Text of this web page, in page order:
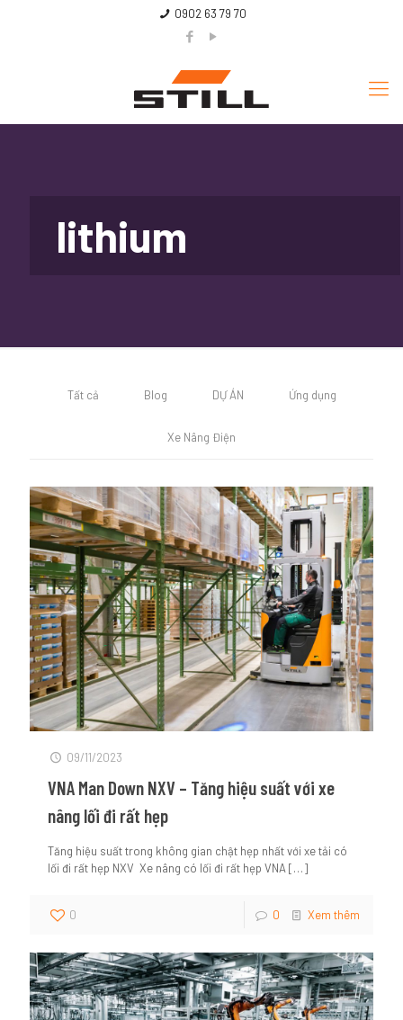
0902 63 79 70
lithium
Tất cả Blog DỰ ÁN Ứng dụng
Xe Nâng Điện
09/11/2023
VNA Man Down NXV – Tăng hiệu suất với xe
nâng lối đi rất hẹp
Tăng hiệu suất trong không gian chật hẹp nhất với xe tải có
lối đi rất hẹp NXV Xe nâng có lối đi rất hẹp VNA […]
0 0 Xem thêm